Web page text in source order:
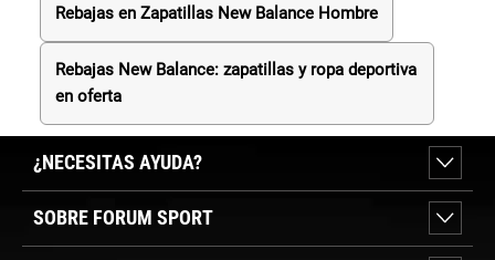
Rebajas en Zapatillas New Balance Hombre
Rebajas New Balance: zapatillas y ropa deportiva
en oferta
¿NECESITAS AYUDA?
SOBRE FORUM SPORT